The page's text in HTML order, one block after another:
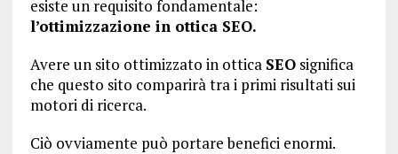
esiste un requisito fondamentale:
l’ottimizzazione in ottica SEO.
Avere un sito ottimizzato in ottica SEOsignifica
che questo sito comparirà tra i primi risultati sui
motori di ricerca.
Ciò ovviamente può portare benefici enormi.